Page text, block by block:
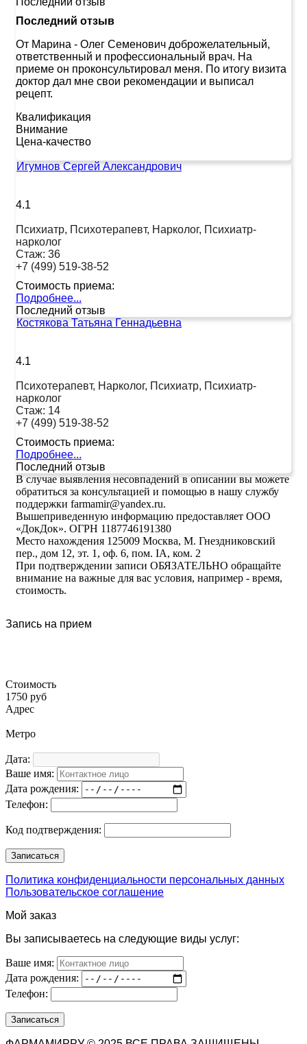
Последний отзыв
От Марина - Олег Семенович доброжелательный,
ответственный и профессиональный врач. На
приеме он проконсультировал меня. По итогу визита
доктор дал мне свои рекомендации и выписал
рецепт.
Квалификация
Внимание
Цена-качество
Игумнов Сергей Александрович
4.1
Психиатр, Психотерапевт, Нарколог, Психиатр-
нарколог
Стаж: 36
+7 (499) 519-38-52
Стоимость приема:
Подробнее...
Последний отзыв
Костякова Татьяна Геннадьевна
4.1
Психотерапевт, Нарколог, Психиатр, Психиатр-
нарколог
Стаж: 14
+7 (499) 519-38-52
Стоимость приема:
Подробнее...
Последний отзыв
В случае выявления несовпадений в описании вы можете
обратиться за консультацией и помощью в нашу службу
поддержки farmamir@yandex.ru.
Вышеприведенную информацию предоставляет ООО
«ДокДок». ОГРН 1187746191380
Место нахождения 125009 Москва, М. Гнездниковский
пер., дом 12, эт. 1, оф. 6, пом. IA, ком. 2
При подтверждении записи ОБЯЗАТЕЛЬНО обращайте
внимание на важные для вас условия, например - время,
стоимость.
Запись на прием
Стоимость
1750 руб
Адрес
Метро
Дата:
Ваше имя:
Дата рождения:
Телефон:
Код подтверждения:
Политика конфиденциальности персональных данных
Пользовательское соглашение
Мой заказ
Вы записываетесь на следующие виды услуг:
Ваше имя:
Дата рождения:
Телефон: